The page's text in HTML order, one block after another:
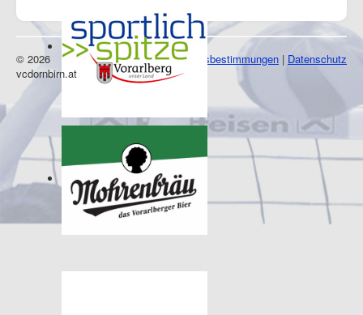
Impressum|Nutzungsbestimmungen | Datenschutz
© 2026
vcdornbirn.at